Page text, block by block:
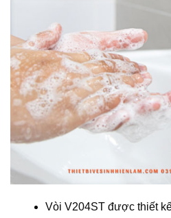
Vòi V204ST được thiết